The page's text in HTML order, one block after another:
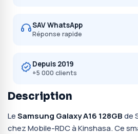
SAV WhatsApp
Réponse rapide
Depuis 2019
+5 000 clients
Description
LeSamsung Galaxy A16 128GBde
chez Mobile-RDC à Kinshasa. Ce